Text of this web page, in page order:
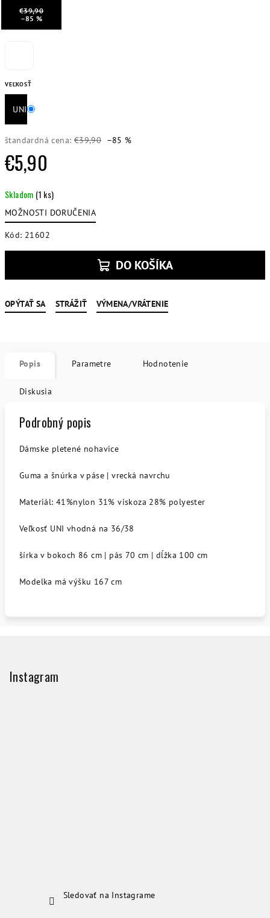
VEĽKOSŤ
UNI
štandardná cena: €39,90 –85 %
€5,90
cena:
Skladom (1 ks)
MOŽNOSTI DORUČENIA
Kód: 21602
DO KOŠÍKA
OPÝTAŤ SA STRÁŽIŤ VÝMENA/VRÁTENIE
€39,90
–85 %
Popis Parametre Hodnotenie
Diskusia
Podrobný popis
Dámske pletené nohavice
Guma a šnúrka v páse | vrecká navrchu
Materiál: 41%nylon 31% viskoza 28% polyester
Veľkosť UNI vhodná na 36/38
šírka v bokoch 86 cm | pás 70 cm | dĺžka 100 cm
Modelka má výšku 167 cm
Instagram
Sledovať na Instagrame